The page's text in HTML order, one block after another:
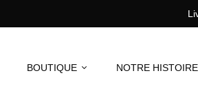
BOUTIQUE NOTRE HISTOIRE